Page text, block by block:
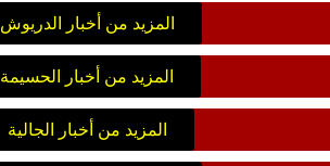
المزيد من أخبار الدريوش
المزيد من أخبار الحسيمة
المزيد من أخبار الجالية